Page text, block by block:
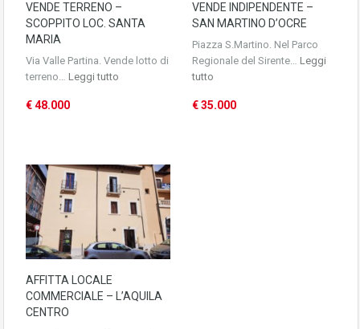
VENDE TERRENO –
SCOPPITO LOC. SANTA
MARIA
Via Valle Partina. Vende lotto di
terreno… Leggi tutto
€ 48.000
VENDE INDIPENDENTE –
SAN MARTINO D’OCRE
Piazza S.Martino. Nel Parco
Regionale del Sirente… Leggi
tutto
€ 35.000
AFFITTA LOCALE
COMMERCIALE – L’AQUILA
CENTRO